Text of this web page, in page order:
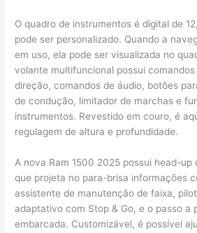
O quadro de instrumentos é digital de
pode ser personalizado. Quando a
em uso, ela pode ser visualizada no
volante multifuncional possui
direção, comandos de áudio, botões
de condução, limitador de marchas e
instrumentos. Revestido em couro, é
regulagem de altura e profundidade.
A nova Ram 1500 2025 possui head-up
que projeta no para-brisa informações
assistente de manutenção de faixa,
adaptativo com Stop & Go, e o passo a
embarcada. Customizável, é possível